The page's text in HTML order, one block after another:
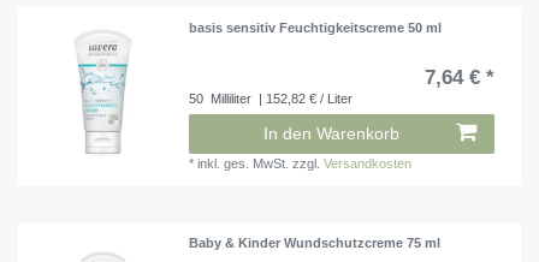
basis sensitiv Feuchtigkeitscreme 50 ml
7,64 € *
50 Milliliter | 152,82 € / Liter
In den Warenkorb
*inkl. ges. MwSt. zzgl.Versandkosten
Baby & Kinder Wundschutzcreme 75 ml